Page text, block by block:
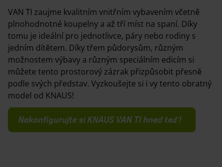
VAN TI zaujme kvalitním vnitřním vybavením včetně
plnohodnotné koupelny a až tří míst na spaní. Díky
tomu je ideální pro jednotlivce, páry nebo rodiny s
jedním dítětem. Díky třem půdorysům, různým
možnostem výbavy a různým speciálním edicím si
můžete tento prostorový zázrak přizpůsobit přesně
podle svých představ. Vyzkoušejte si i vy tento obratný
model od KNAUS!
Nakonfigurujte si KNAUS VAN TI hned teď!